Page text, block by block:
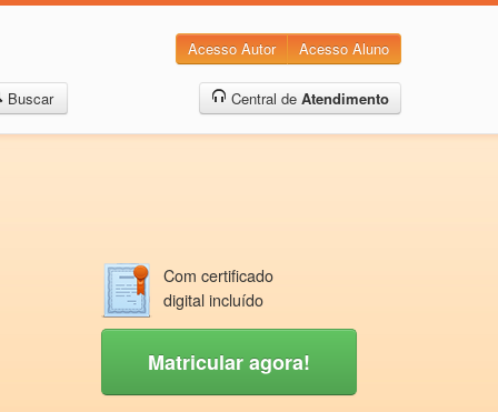
Acesso Autor Acesso Aluno
Buscar Central de Atendimento
Com certificado
digital incluído
Matricular agora!